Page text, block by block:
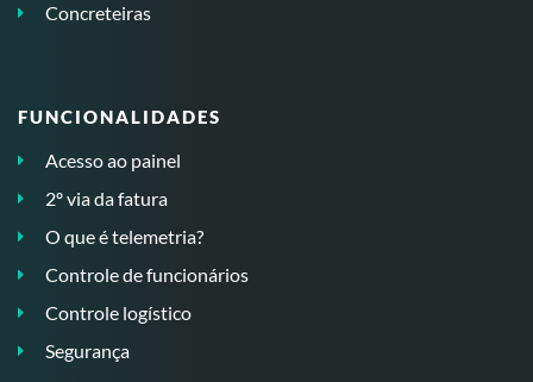
Concreteiras
FUNCIONALIDADES
Acesso ao painel
2º via da fatura
O que é telemetria?
Controle de funcionários
Controle logístico
Segurança